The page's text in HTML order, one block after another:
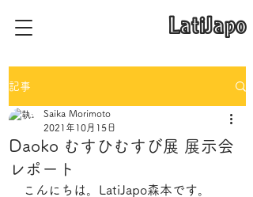
​LatiJapo
記事
Daoko むすひむすび展 展示会
レポート
Saika Morimoto
2021年10月15日
こんにちは。LatiJapo森本です。